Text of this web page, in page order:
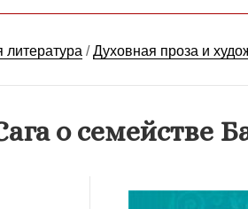
литература /Духовная проза и
о семействе